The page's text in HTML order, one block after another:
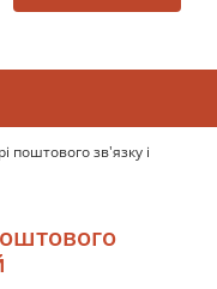
поштового зв'язку і